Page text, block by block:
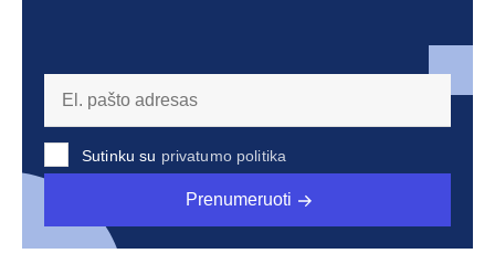
Sutinku su privatumo politika
Prenumeruoti